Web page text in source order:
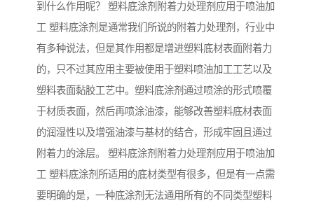
到什么作用呢？ 塑料底涂剂附着力处理剂应用于喷油加
工 塑料底涂剂是通常我们所说的附着力处理剂，行业中
有多种说法，但是其作用都是增进塑料底材表面附着力
的，只不过其应用主要被使用于塑料喷油加工工艺以及
塑料表面黏胶工艺中。塑料底涂剂通过喷涂的形式喷覆
于材质表面，然后再喷涂油漆，能够改善塑料底材表面
的润湿性以及增强油漆与基材的结合，形成牢固且通过
附着力的涂层。 塑料底涂剂附着力处理剂应用于喷油加
工 塑料底涂剂所适用的底材类型有很多，但是有一点需
要明确的是，一种底涂剂无法通用所有的不同类型塑料